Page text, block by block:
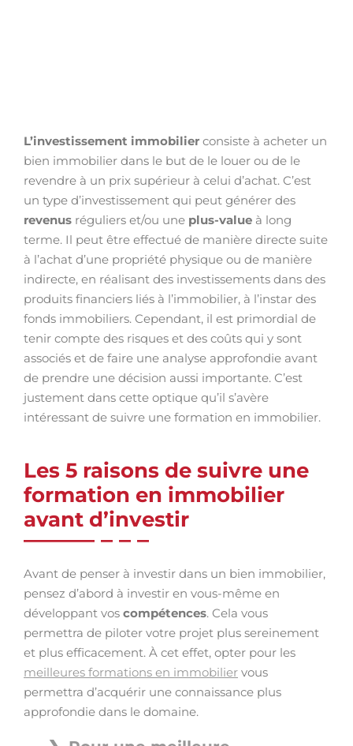
L’investissement immobilier consiste à acheter un
bien immobilier dans le but de le louer ou de le
revendre à un prix supérieur à celui d’achat. C’est
un type d’investissement qui peut générer des
revenus réguliers et/ou une plus-value à long
terme. Il peut être effectué de manière directe suite
à l’achat d’une propriété physique ou de manière
indirecte, en réalisant des investissements dans des
produits financiers liés à l’immobilier, à l’instar des
fonds immobiliers. Cependant, il est primordial de
tenir compte des risques et des coûts qui y sont
associés et de faire une analyse approfondie avant
de prendre une décision aussi importante. C’est
justement dans cette optique qu’il s’avère
intéressant de suivre une formation en immobilier.
Les 5 raisons de suivre une
formation en immobilier
avant d’investir
Avant de penser à investir dans un bien immobilier,
pensez d’abord à investir en vous-même en
développant vos compétences. Cela vous
permettra de piloter votre projet plus sereinement
et plus efficacement. À cet effet, opter pour les
meilleures formations en immobilier vous
permettra d’acquérir une connaissance plus
approfondie dans le domaine.